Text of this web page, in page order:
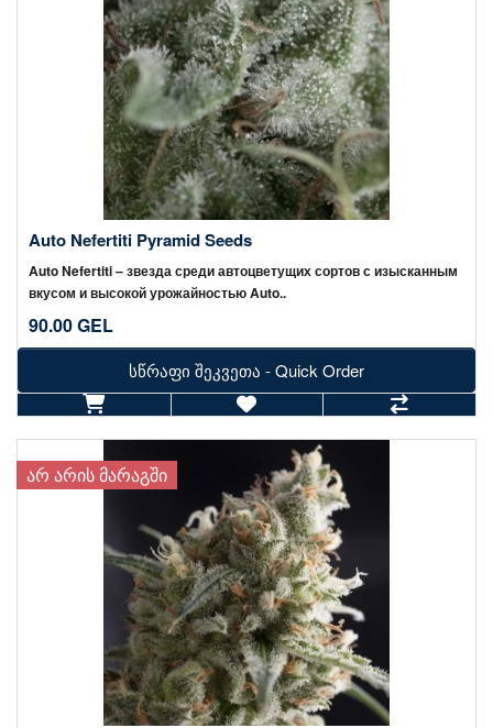
Auto Nefertiti Pyramid Seeds
Auto Nefertiti – звезда среди автоцветущих сортов с изысканным
вкусом и высокой урожайностью Auto..
90.00 GEL
სწრაფი შეკვეთა - Quick Order
ᲐᲠ ᲐᲠᲘᲡ ᲛᲐᲠᲐᲒᲨᲘ